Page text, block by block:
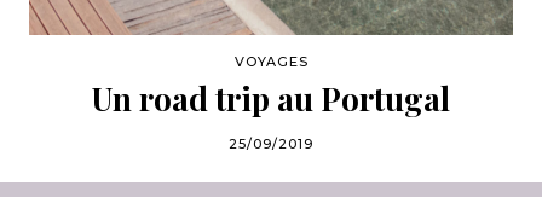
VOYAGES
Un road trip au Portugal
25/09/2019